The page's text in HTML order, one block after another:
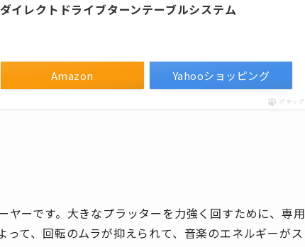
レクトドライブターンテーブルシステム
Amazon Yahooショッピング
ポチップ
ーです。大きなプラッターを力強く回すために、専用
て、回転のムラが抑えられて、音楽のエネルギーがス